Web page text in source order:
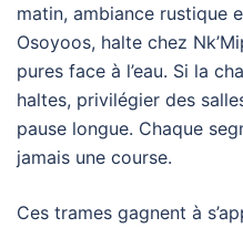
matin, ambiance rustique
Osoyoos, halte chez
pures face à l’eau. Si la
haltes, privilégier des
pause longue. Chaque
jamais une course.
Ces trames gagnent à